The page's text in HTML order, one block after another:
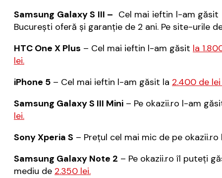
Samsung Galaxy S III – Cel mai ieftin l-am găsit
Bucureşti oferă şi garanţie de 2 ani. Pe site-urile
HTC One X Plus – Cel mai ieftin l-am găsit la
lei.
iPhone 5 – Cel mai ieftin l-am găsit la 2.400 de
Samsung Galaxy S III Mini – Pe okazii.ro l-am
lei.
Sony Xperia S – Preţul cel mai mic de pe
Samsung Galaxy Note 2 – Pe okazii.ro îl puteţi
mediu de 2.350 lei.